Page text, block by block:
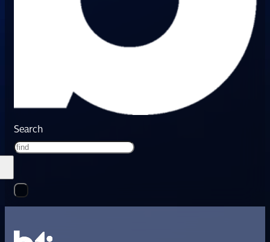
Search